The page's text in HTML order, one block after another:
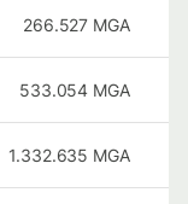
266.527 MGA
533.054 MGA
1.332.635 MGA